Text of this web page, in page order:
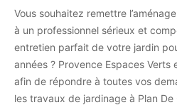
Vous souhaitez remettre
à un professionnel sérieux et
entretien parfait de votre jardin
années ? Provence Espaces
afin de répondre à toutes vos
les travaux de jardinage à Plan